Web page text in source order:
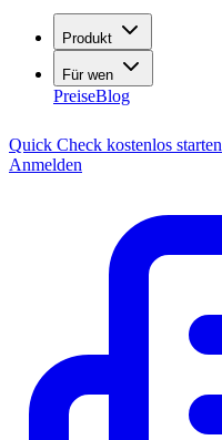
Produkt
Für wen
PreiseBlog
Quick Check kostenlos starten
Anmelden